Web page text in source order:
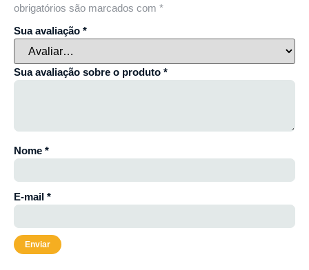
obrigatórios são marcados com *
Sua avaliação *
Sua avaliação sobre o produto *
Nome *
E-mail *